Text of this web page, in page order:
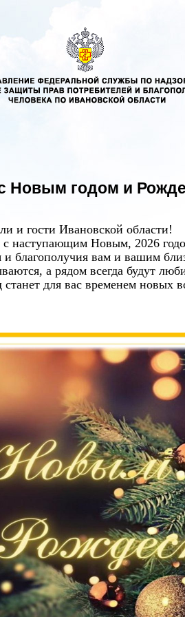
Новым годом и
и гости Ивановской области!
с наступающим Новым, 2026
и благополучия вам и вашим
а рядом всегда будут
для вас временем новых